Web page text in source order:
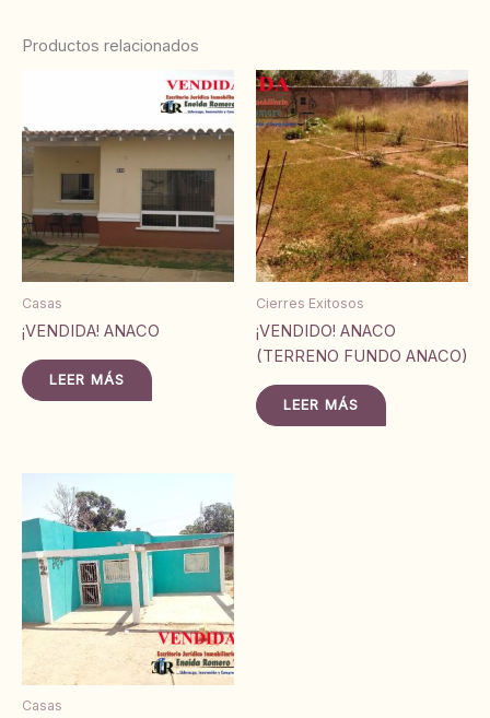
Productos relacionados
Casas
¡VENDIDA! ANACO
LEER MÁS
Cierres Exitosos
¡VENDIDO! ANACO
(TERRENO FUNDO ANACO)
LEER MÁS
Casas